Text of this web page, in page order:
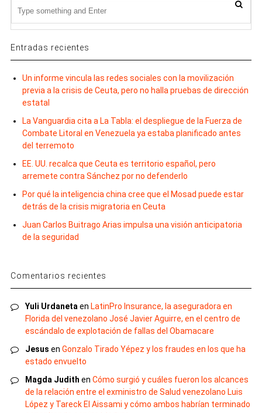
Entradas recientes
Un informe vincula las redes sociales con la movilización
previa a la crisis de Ceuta, pero no halla pruebas de dirección
estatal
La Vanguardia cita a La Tabla: el despliegue de la Fuerza de
Combate Litoral en Venezuela ya estaba planificado antes
del terremoto
EE. UU. recalca que Ceuta es territorio español, pero
arremete contra Sánchez por no defenderlo
Por qué la inteligencia china cree que el Mosad puede estar
detrás de la crisis migratoria en Ceuta
Juan Carlos Buitrago Arias impulsa una visión anticipatoria
de la seguridad
Comentarios recientes
Yuli Urdanetaen LatinPro Insurance, la aseguradora en
Florida del venezolano José Javier Aguirre, en el centro de
escándalo de explotación de fallas del Obamacare
Jesus en Gonzalo Tirado Yépez y los fraudes en los que ha
estado envuelto
Magda Judith en Cómo surgió y cuáles fueron los alcances
de la relación entre el exministro de Salud venezolano Luis
López y Tareck El Aissami y cómo ambos habrían terminado